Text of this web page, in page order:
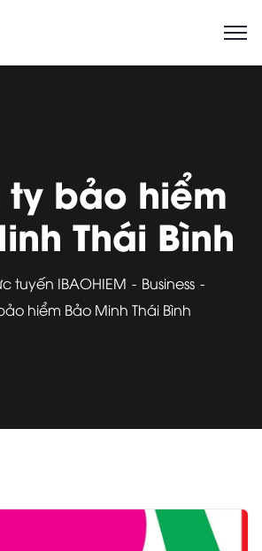
bảo hiểm
Thái Bình
tuyến IBAOHIEM
Business
hiểm Bảo Minh Thái Bình